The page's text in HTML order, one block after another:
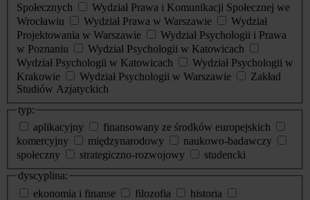
Społecznych
Wydział Prawa i Komunikacji Społecznej we
Wrocławiu
Wydział Prawa w Warszawie
Wydział
Projektowania w Warszawie
Wydział Psychologii i Prawa
w Poznaniu
Wydział Psychologii w Katowicach
Wydział Psychologii w Katowicach
Wydział Psychologii w
Krakowie
Wydział Psychologii w Warszawie
Zakład
Studiów Azjatyckich
typ:
aplikacyjny
finansowany ze środków europejskich
komercyjny
międzynarodowy
naukowo-badawczy
społeczny
strategiczno-rozwojowy
studencki
dyscyplina:
ekonomia i finanse
filozofia
historia